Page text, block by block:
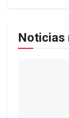
Noticias